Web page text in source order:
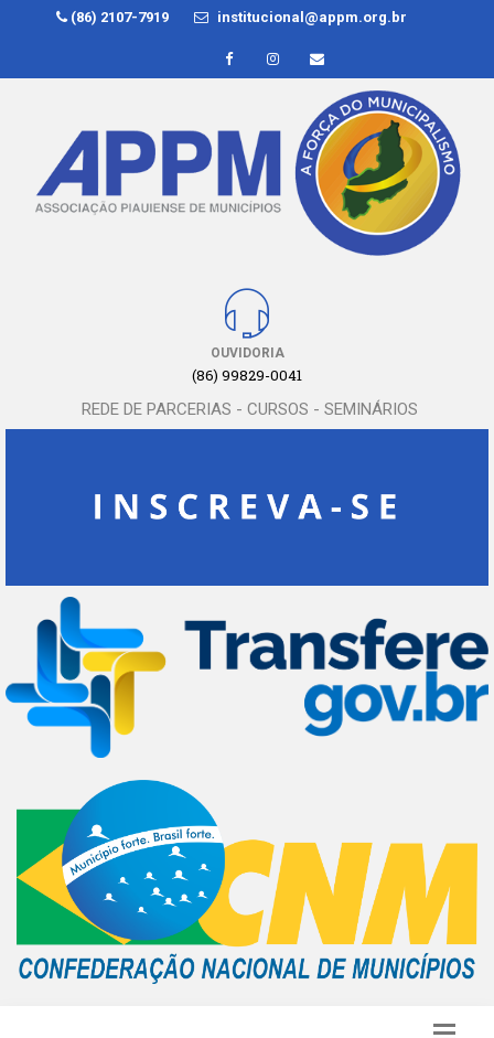
(86) 2107-7919 institucional@appm.org.br
OUVIDORIA
(86) 99829-0041
REDE DE PARCERIAS - CURSOS - SEMINÁRIOS